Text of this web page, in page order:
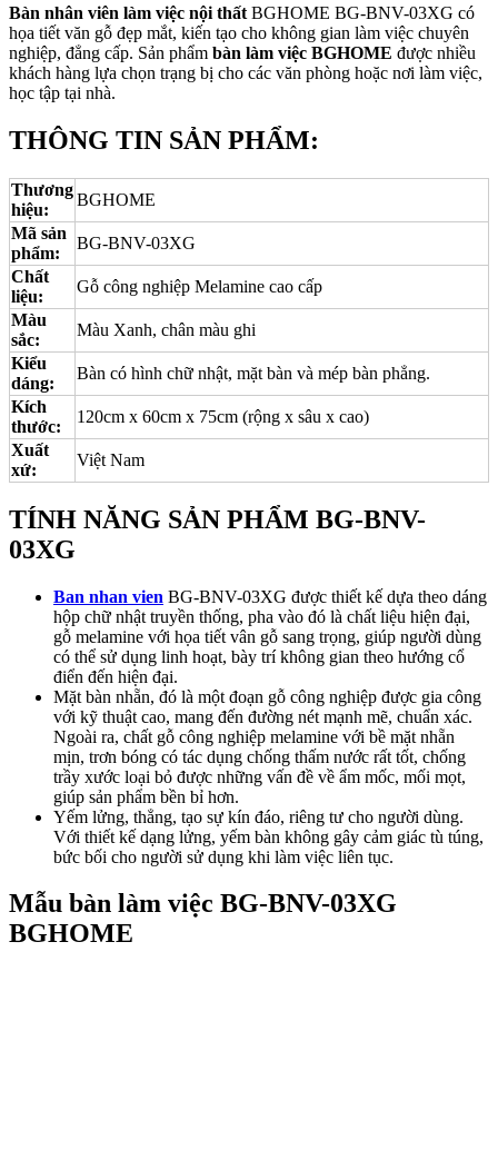
Bàn nhân viên làm việc nội thất BGHOME BG-BNV-03XG có
họa tiết văn gỗ đẹp mắt, kiến tạo cho không gian làm việc chuyên
nghiệp, đẳng cấp. Sản phẩm bàn làm việc BGHOME được nhiều
khách hàng lựa chọn trạng bị cho các văn phòng hoặc nơi làm việc,
học tập tại nhà.
THÔNG TIN SẢN PHẨM:
Thương
hiệu:
BGHOME
Mã sản
phẩm:
BG-BNV-03XG
Chất
liệu:
Gỗ công nghiệp Melamine cao cấp
Màu
sắc:
Màu Xanh, chân màu ghi
Kiểu
dáng:
Bàn có hình chữ nhật, mặt bàn và mép bàn phẳng.
Kích
thước:
120cm x 60cm x 75cm (rộng x sâu x cao)
Xuất
xứ:
Việt Nam
TÍNH NĂNG SẢN PHẨM BG-BNV-
03XG
Ban nhan vien BG-BNV-03XG được thiết kế dựa theo dáng
hộp chữ nhật truyền thống, pha vào đó là chất liệu hiện đại,
gỗ melamine với họa tiết vân gỗ sang trọng, giúp người dùng
có thể sử dụng linh hoạt, bày trí không gian theo hướng cổ
điển đến hiện đại.
Mặt bàn nhẵn, đó là một đoạn gỗ công nghiệp được gia công
với kỹ thuật cao, mang đến đường nét mạnh mẽ, chuẩn xác.
Ngoài ra, chất gỗ công nghiệp melamine với bề mặt nhẵn
mịn, trơn bóng có tác dụng chống thấm nước rất tốt, chống
trầy xước loại bỏ được những vấn đề về ẩm mốc, mối mọt,
giúp sản phẩm bền bỉ hơn.
Yếm lửng, thẳng, tạo sự kín đáo, riêng tư cho người dùng.
Với thiết kế dạng lửng, yếm bàn không gây cảm giác tù túng,
bức bối cho người sử dụng khi làm việc liên tục.
Mẫu bàn làm việc BG-BNV-03XG
BGHOME